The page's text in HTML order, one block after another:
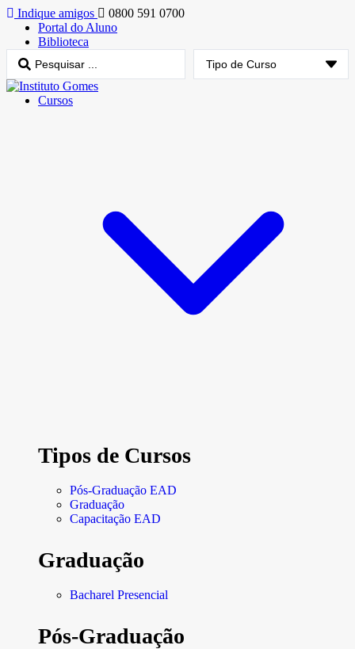
Indique amigos
0800 591 0700
Portal do Aluno
Biblioteca
Cursos
Tipos de Cursos
Pós-Graduação EAD
Graduação
Capacitação EAD
Graduação
Bacharel Presencial
Pós-Graduação